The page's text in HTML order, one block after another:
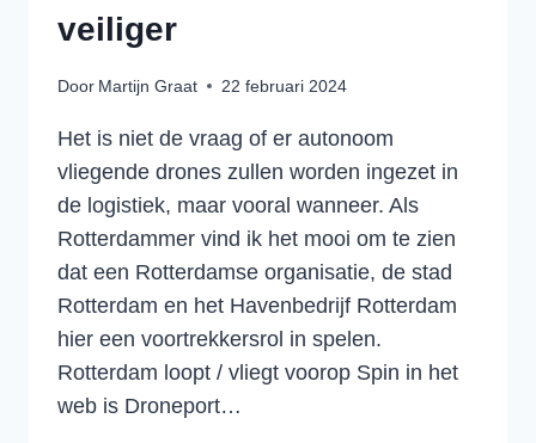
veiliger
Door Martijn Graat 22 februari 2024
Het is niet de vraag of er autonoom
vliegende drones zullen worden ingezet in
de logistiek, maar vooral wanneer. Als
Rotterdammer vind ik het mooi om te zien
dat een Rotterdamse organisatie, de stad
Rotterdam en het Havenbedrijf Rotterdam
hier een voortrekkersrol in spelen.
Rotterdam loopt / vliegt voorop Spin in het
web is Droneport…